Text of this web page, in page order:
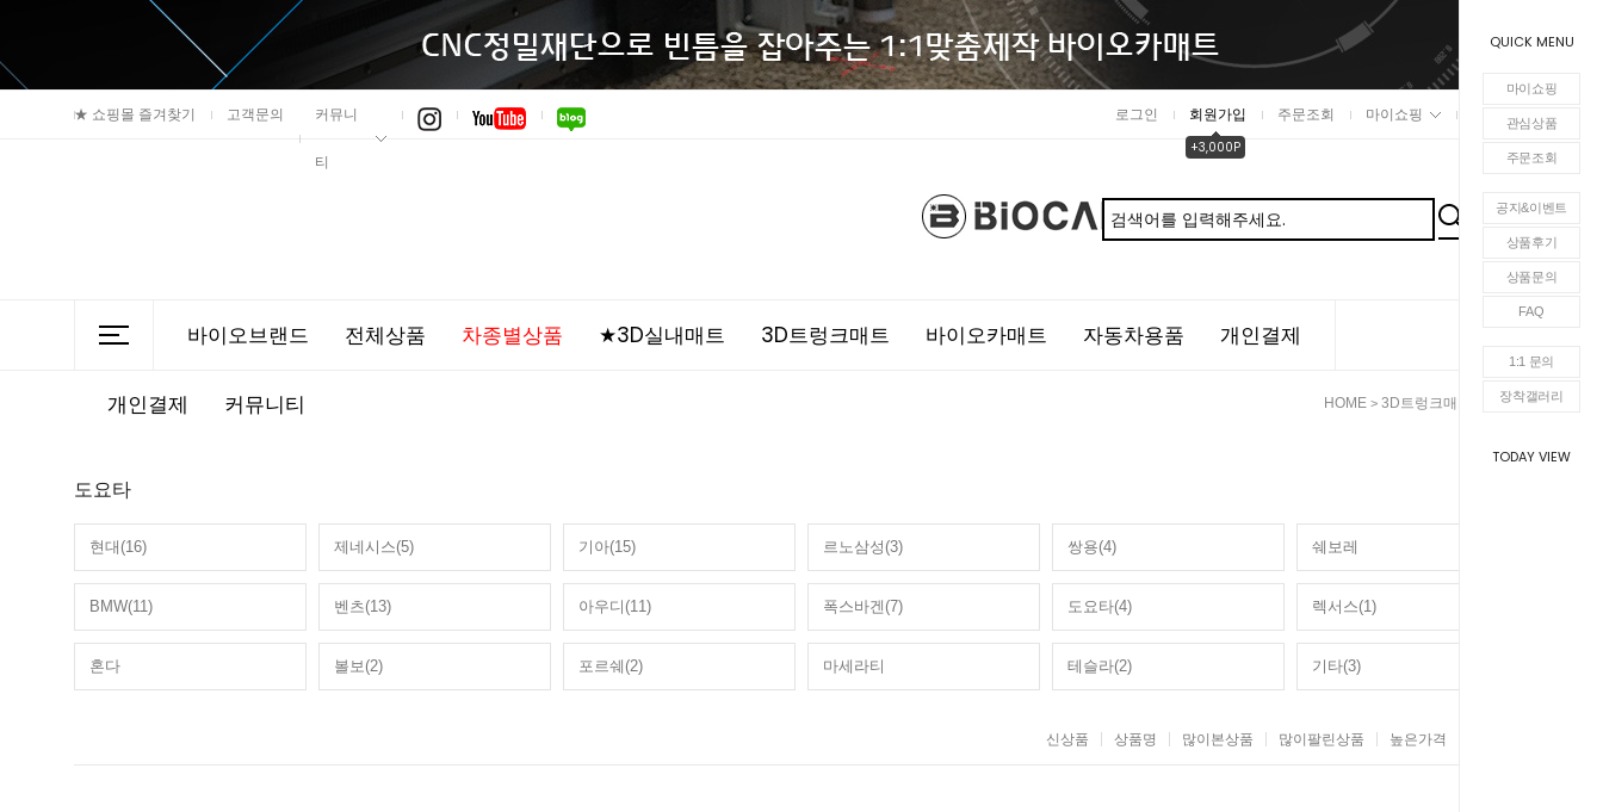
QUICK MENU
마이쇼핑
관심상품
주문조회
공지&이벤트
상품후기
상품문의
FAQ
1:1 문의
장착갤러리
TODAY VIEW
★ 쇼핑몰 즐겨찾기 고객문의 커뮤니
티
로그인 회원가입
+3,000P
주문조회 마이쇼핑 장바구니
바이오브랜드 전체상품 차종별상품 ★3D실내매트 3D트렁크매트 바이오카매트 자동차용품 개인결제
개인결제 커뮤니티 HOME > 3D트렁크매트 도요타
도요타
현대(16) 제네시스(5) 기아(15) 르노삼성(3) 쌍용(4) 쉐보레
BMW(11) 벤츠(13) 아우디(11) 폭스바겐(7) 도요타(4) 렉서스(1)
혼다 볼보(2) 포르쉐(2) 마세라티 테슬라(2) 기타(3)
신상품 상품명 많이본상품 많이팔린상품 높은가격